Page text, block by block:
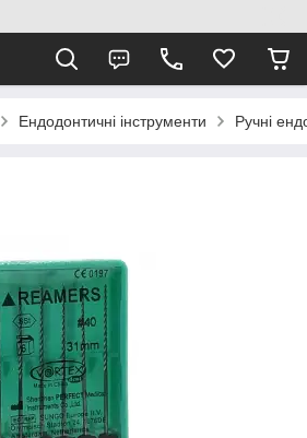
Ендодонтичні інструменти Ручні